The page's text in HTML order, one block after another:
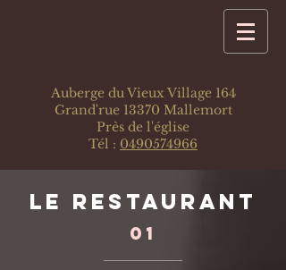
Auberge du Vieux Village 164
Grand'rue 13370 Mallemort
Près de l'église
Tél : 0490574966
Le RESTAURANT
01